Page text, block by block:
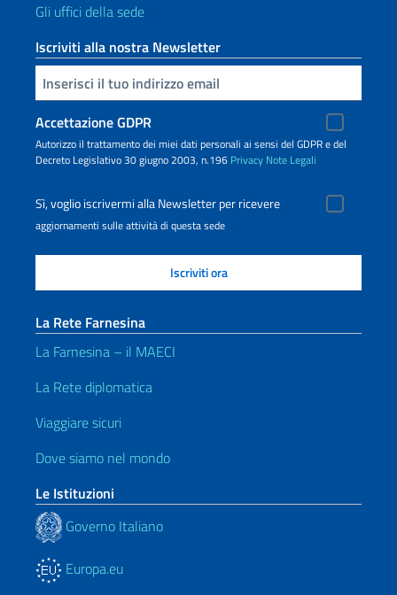
Gli uffici della sede
Iscriviti alla nostra Newsletter
Inserisci la tua email
Accettazione GDPR
Autorizzo il trattamento dei miei dati personali ai sensi del GDPR e del
Decreto Legislativo 30 giugno 2003, n.196 Privacy Note Legali
Sì, voglio iscrivermi alla Newsletter per ricevere
aggiornamenti sulle attività di questa sede
La Rete Farnesina
La Farnesina – il MAECI
La Rete diplomatica
Viaggiare sicuri
Dove siamo nel mondo
Le Istituzioni
Governo Italiano
Europa.eu